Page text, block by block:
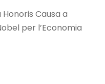
Causa a
per l’Economia